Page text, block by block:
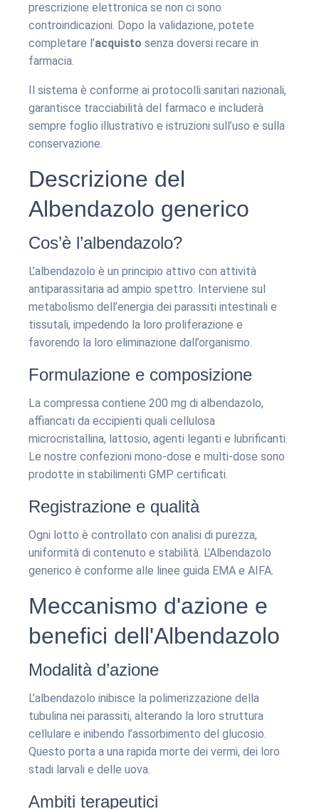
prescrizione elettronica se non ci sono
controindicazioni. Dopo la validazione, potete
completare l’acquisto senza doversi recare in
farmacia.
Il sistema è conforme ai protocolli sanitari nazionali,
garantisce tracciabilità del farmaco e includerà
sempre foglio illustrativo e istruzioni sull’uso e sulla
conservazione.
Descrizione del
Albendazolo generico
Cos’è l’albendazolo?
L’albendazolo è un principio attivo con attività
antiparassitaria ad ampio spettro. Interviene sul
metabolismo dell’energia dei parassiti intestinali e
tissutali, impedendo la loro proliferazione e
favorendo la loro eliminazione dall’organismo.
Formulazione e composizione
La compressa contiene 200 mg di albendazolo,
affiancati da eccipienti quali cellulosa
microcristallina, lattosio, agenti leganti e lubrificanti.
Le nostre confezioni mono-dose e multi-dose sono
prodotte in stabilimenti GMP certificati.
Registrazione e qualità
Ogni lotto è controllato con analisi di purezza,
uniformità di contenuto e stabilità. L’Albendazolo
generico è conforme alle linee guida EMA e AIFA.
Meccanismo d'azione e
benefici dell'Albendazolo
Modalità d’azione
L’albendazolo inibisce la polimerizzazione della
tubulina nei parassiti, alterando la loro struttura
cellulare e inibendo l’assorbimento del glucosio.
Questo porta a una rapida morte dei vermi, dei loro
stadi larvali e delle uova.
Ambiti terapeutici